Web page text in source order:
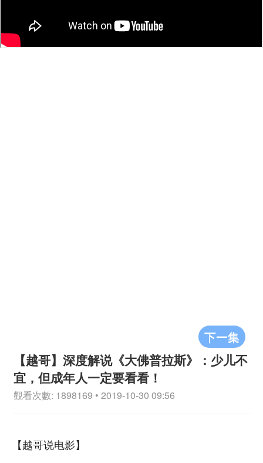
下一集
【越哥】深度解说《大佛普拉斯》：少儿不
宜，但成年人一定要看看！
觀看次數: 1898169 • 2019-10-30 09:56
【越哥说电影】